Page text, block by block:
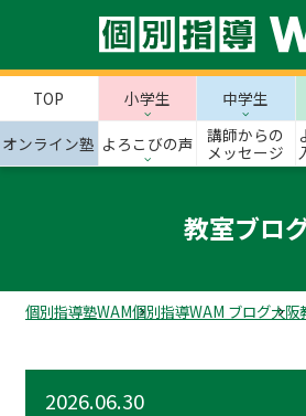
TOP 小学生 中学生
オンライン塾 よろこびの声
講師からの
メッセージ
教室ブロ
個別指導塾WAM個別指導WAM ブログ大阪
2026.06.30